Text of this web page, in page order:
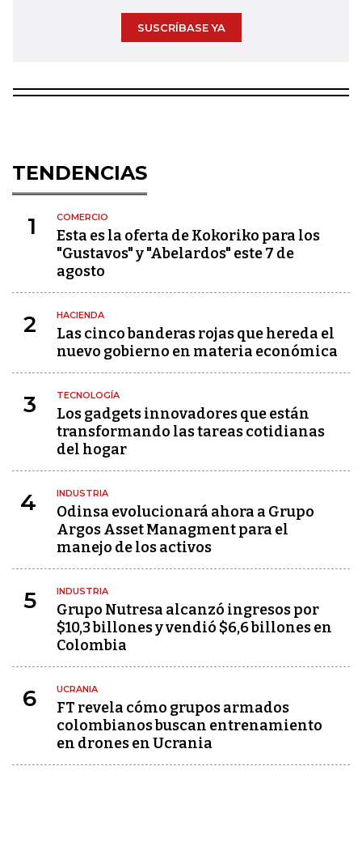
SUSCRÍBASE YA
TENDENCIAS
1 COMERCIO
Esta es la oferta de Kokoriko para los
"Gustavos" y "Abelardos" este 7 de
agosto
2 HACIENDA
Las cinco banderas rojas que hereda el
nuevo gobierno en materia económica
3 TECNOLOGÍA
Los gadgets innovadores que están
transformando las tareas cotidianas
del hogar
4 INDUSTRIA
Odinsa evolucionará ahora a Grupo
Argos Asset Managment para el
manejo de los activos
5 INDUSTRIA
Grupo Nutresa alcanzó ingresos por
$10,3 billones y vendió $6,6 billones en
Colombia
6 UCRANIA
FT revela cómo grupos armados
colombianos buscan entrenamiento
en drones en Ucrania